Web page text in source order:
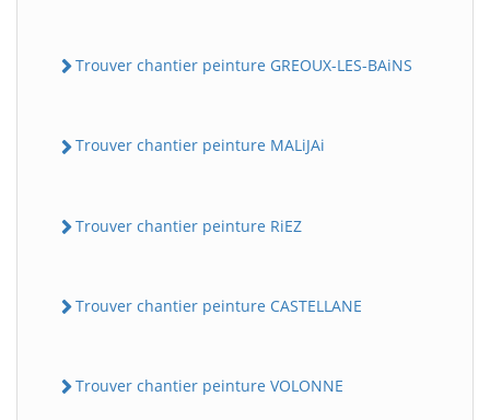
Trouver chantier peinture GREOUX-LES-BAiNS
Trouver chantier peinture MALiJAi
Trouver chantier peinture RiEZ
Trouver chantier peinture CASTELLANE
Trouver chantier peinture VOLONNE